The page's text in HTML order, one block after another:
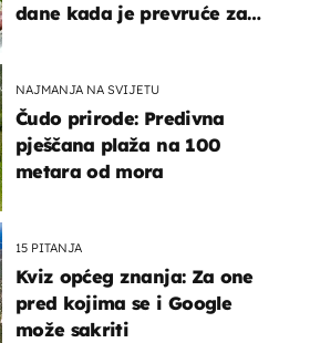
dane kada je prevruće za
NAJMANJA NA SVIJETU
Čudo prirode: Predivna
pješčana plaža na 100
metara od mora
15 PITANJA
Kviz općeg znanja: Za one
pred kojima se i Google
može sakriti